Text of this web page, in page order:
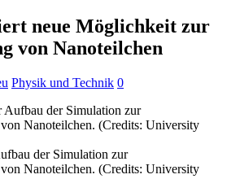
neue Möglichkeit zur
von Nanoteilchen
Physik und Technik 0
der Simulation zur
Nanoteilchen. (Credits: University